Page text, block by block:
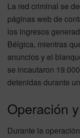
La red criminal se
páginas web de
los ingresos
Bélgica, mientras
anuncios y el
se incautaron
detenidas durante
Operación
Durante la